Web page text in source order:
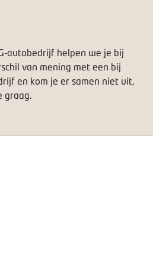
autobedrijf helpen we je bij
van mening met een bij
en kom je er samen niet uit,
graag.